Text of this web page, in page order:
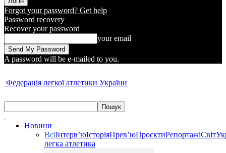
Forgot your password? Get help
Password recovery
Recover your password
your email
A password will be e-mailed to you.
Федерація легкої атлетики України
Новини
ВсіІнтерв’юІсторіяПрев’юПроєктиРепортажіСвіт
легка атлетика